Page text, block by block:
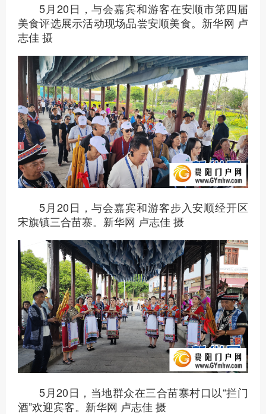
5月20日，与会嘉宾和游客在安顺市第四届
美食评选展示活动现场品尝安顺美食。新华网 卢
志佳 摄
5月20日，与会嘉宾和游客步入安顺经开区
宋旗镇三合苗寨。新华网 卢志佳 摄
5月20日，当地群众在三合苗寨村口以“拦门
酒”欢迎宾客。新华网 卢志佳 摄